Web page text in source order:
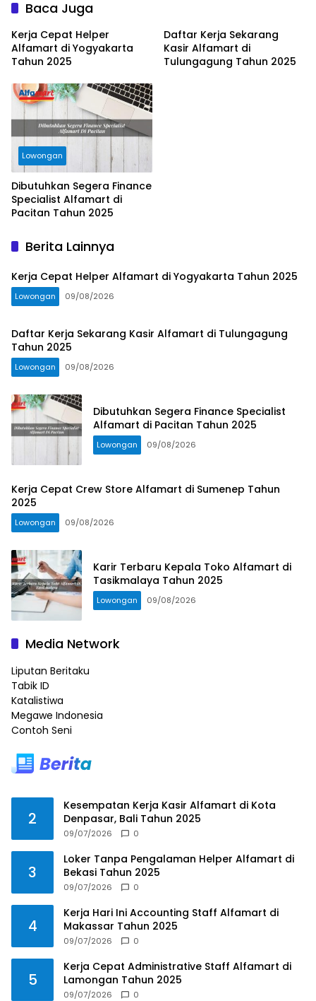
Baca Juga
Kerja Cepat Helper
Alfamart di Yogyakarta
Tahun 2025
Daftar Kerja Sekarang
Kasir Alfamart di
Tulungagung Tahun 2025
Lowongan
Dibutuhkan Segera Finance
Specialist Alfamart di
Pacitan Tahun 2025
Berita Lainnya
Kerja Cepat Helper Alfamart di Yogyakarta Tahun 2025
Lowongan 09/08/2026
Daftar Kerja Sekarang Kasir Alfamart di Tulungagung
Tahun 2025
Lowongan 09/08/2026
Dibutuhkan Segera Finance Specialist
Alfamart di Pacitan Tahun 2025
Lowongan 09/08/2026
Kerja Cepat Crew Store Alfamart di Sumenep Tahun
2025
Lowongan 09/08/2026
Karir Terbaru Kepala Toko Alfamart di
Tasikmalaya Tahun 2025
Lowongan 09/08/2026
Media Network
Liputan Beritaku
Tabik ID
Katalistiwa
Megawe Indonesia
Contoh Seni
2
Kesempatan Kerja Kasir Alfamart di Kota
Denpasar, Bali Tahun 2025
09/07/2026 0
3
Loker Tanpa Pengalaman Helper Alfamart di
Bekasi Tahun 2025
09/07/2026 0
4
Kerja Hari Ini Accounting Staff Alfamart di
Makassar Tahun 2025
09/07/2026 0
5
Kerja Cepat Administrative Staff Alfamart di
Lamongan Tahun 2025
09/07/2026 0